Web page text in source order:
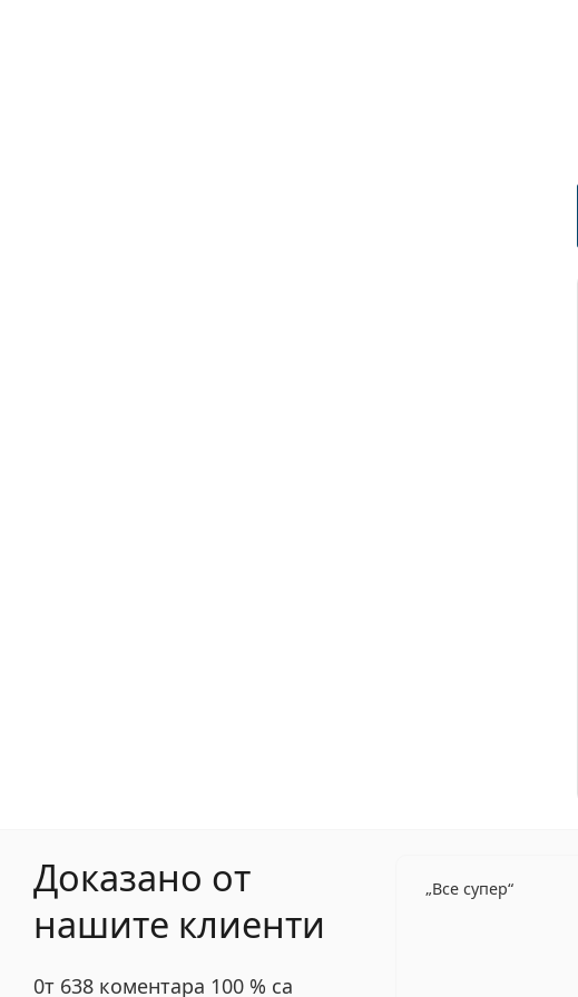
Доказано от
нашите клиенти
0т 638 коментара 100 % са
Все супер